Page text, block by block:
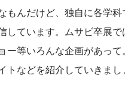
もんだけど、独自に各学
しています。ムサビ卒展
ー等いろんな企画があって
などを紹介していきまし